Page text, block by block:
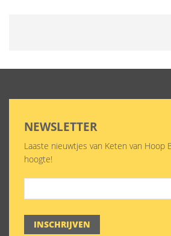
NEWSLETTER
Laaste nieuwtjes van Keten van Hoop
hoogte!
INSCHRIJVEN